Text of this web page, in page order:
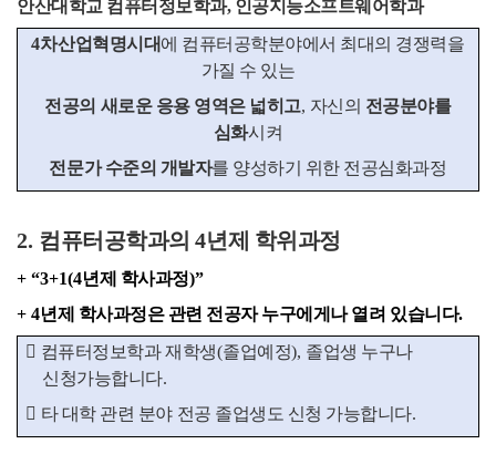
안산대학교 컴퓨터정보학과, 인공지능소프트웨어학과
4차산업혁명시대에 컴퓨터공학분야에서 최대의 경쟁력을
가질 수 있는
전공의 새로운 응용 영역은 넓히고, 자신의 전공분야를
심화시켜
전문가 수준의 개발자를 양성하기 위한 전공심화과정
2. 컴퓨터공학과의4년제 학위과정
+ “3+1(4년제 학사과정)”
+ 4년제 학사과정은 관련 전공자 누구에게나 열려 있습니다.
 컴퓨터정보학과 재학생(졸업예정), 졸업생 누구나
신청가능합니다.
 타 대학 관련 분야 전공 졸업생도 신청 가능합니다.